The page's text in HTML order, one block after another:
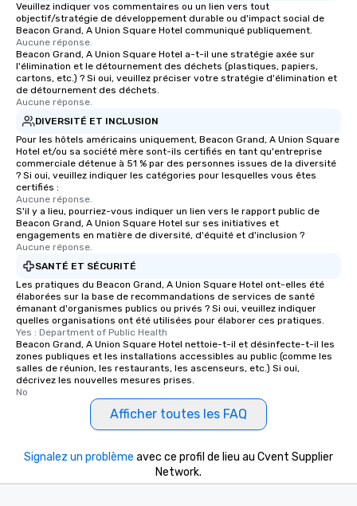
Veuillez indiquer vos commentaires ou un lien vers tout
objectif/stratégie de développement durable ou d'impact social de
Beacon Grand, A Union Square Hotel communiqué publiquement.
Aucune réponse.
Beacon Grand, A Union Square Hotel a-t-il une stratégie axée sur
l'élimination et le détournement des déchets (plastiques, papiers,
cartons, etc.) ? Si oui, veuillez préciser votre stratégie d'élimination et
de détournement des déchets.
Aucune réponse.
DIVERSITÉ ET INCLUSION
Pour les hôtels américains uniquement, Beacon Grand, A Union Square
Hotel et/ou sa société mère sont-ils certifiés en tant qu'entreprise
commerciale détenue à 51 % par des personnes issues de la diversité
? Si oui, veuillez indiquer les catégories pour lesquelles vous êtes
certifiés :
Aucune réponse.
S'il y a lieu, pourriez-vous indiquer un lien vers le rapport public de
Beacon Grand, A Union Square Hotel sur ses initiatives et
engagements en matière de diversité, d'équité et d'inclusion ?
Aucune réponse.
SANTÉ ET SÉCURITÉ
Les pratiques du Beacon Grand, A Union Square Hotel ont-elles été
élaborées sur la base de recommandations de services de santé
émanant d'organismes publics ou privés ? Si oui, veuillez indiquer
quelles organisations ont été utilisées pour élaborer ces pratiques.
Yes : Department of Public Health
Beacon Grand, A Union Square Hotel nettoie-t-il et désinfecte-t-il les
zones publiques et les installations accessibles au public (comme les
salles de réunion, les restaurants, les ascenseurs, etc.) Si oui,
décrivez les nouvelles mesures prises.
No
Afficher toutes les FAQ
Signalez un problème avec ce profil de lieu au Cvent Supplier
Network.